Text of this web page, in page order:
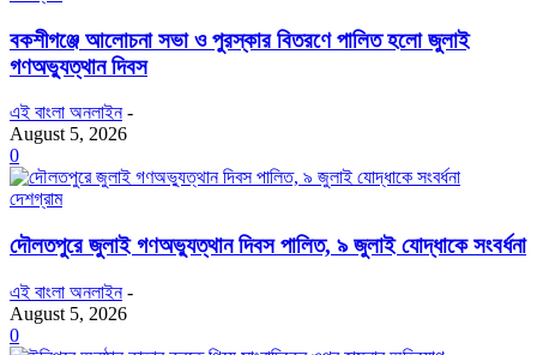
বকশীগঞ্জে আলোচনা সভা ও পুরস্কার বিতরণে পালিত হলো জুলাই
গণঅভ্যুত্থান দিবস
এই বাংলা অনলাইন -
August 5, 2026
0
দেশগ্রাম
দৌলতপুরে জুলাই গণঅভ্যুত্থান দিবস পালিত, ৯ জুলাই যোদ্ধাকে সংবর্ধনা
এই বাংলা অনলাইন -
August 5, 2026
0